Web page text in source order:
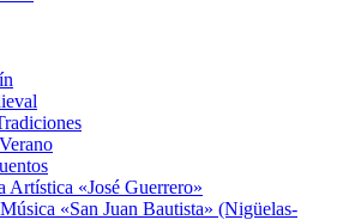
Artística «José Guerrero»
«San Juan Bautista» (Nigüelas-